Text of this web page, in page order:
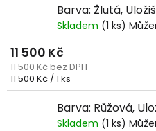
Barva: Žlutá,
Skladem (1 ks)
11 500 Kč
11 500 Kč bez DPH
Měrná
cena:
11 500 Kč / 1 ks
Barva: Růžová,
Skladem (1 ks)